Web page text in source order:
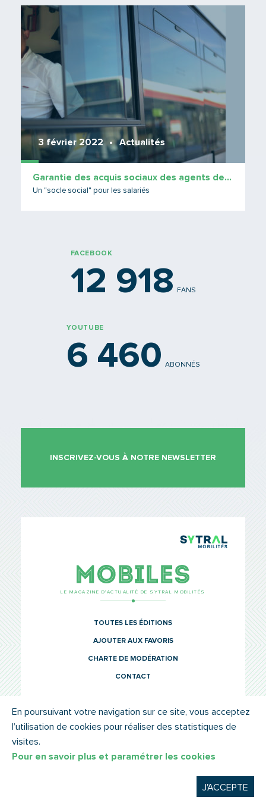
3 février 2022 Actualités
Garantie des acquis sociaux des agents de notre réseau TCL
Un "socle social" pour les salariés
FACEBOOK
12 918 FANS
YOUTUBE
6 460 ABONNÉS
INSCRIVEZ-VOUS À NOTRE NEWSLETTER
LE MAGAZINE D’ACTUALITÉ DE SYTRAL MOBILITÉS
TOUTES LES ÉDITIONS
AJOUTER AUX FAVORIS
CHARTE DE MODÉRATION
CONTACT
© SYTRAL MOBILITÉS 2022 MENTIONS LÉGALES
En poursuivant votre navigation sur ce site, vous acceptez
l’utilisation de cookies pour réaliser des statistiques de
visites.
Pour en savoir plus et paramétrer les cookies
J'ACCEPTE